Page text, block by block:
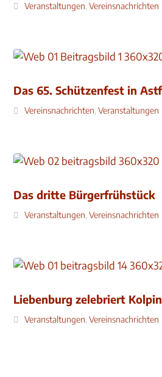
Veranstaltungen,Vereinsnachrichten
Das 65. Schützenfest in
Vereinsnachrichten,Veranstaltungen
Das dritte Bürgerfrühstück
Veranstaltungen,Vereinsnachrichten
Liebenburg zelebriert
Veranstaltungen,Vereinsnachrichten